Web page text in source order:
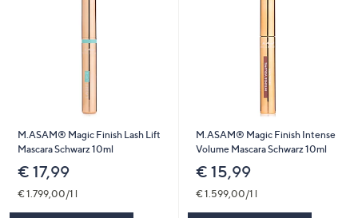
M.ASAM® Magic Finish Lash Lift
Mascara Schwarz 10ml
€ 17,99
€ 1.799,00/1 l
M.ASAM® Magic Finish Intense
Volume Mascara Schwarz 10ml
€ 15,99
€ 1.599,00/1 l